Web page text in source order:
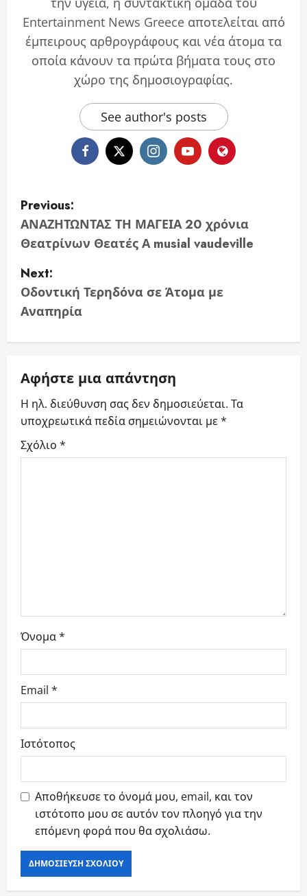
Entertainment News Greece αποτελείται από
έμπειρους αρθρογράφους και νέα άτομα τα
οποία κάνουν τα πρώτα βήματα τους στο
χώρο της δημοσιογραφίας.
See author's posts
P
o
s
t
n
a
v
i
g
a
Previous:
ΑΝΑΖΗΤΩΝΤΑΣ ΤΗ ΜΑΓΕΙΑ 20 χρόνια
Θεατρίνων Θεατές Α musial vaudeville
Next:
Οδοντική Τερηδόνα σε Άτομα με
Αναπηρία
Αφήστε μια απάντηση
Η ηλ. διεύθυνση σας δεν δημοσιεύεται. Τα
υποχρεωτικά πεδία σημειώνονται με*
Σχόλιο *
Όνομα*
Email *
Ιστότοπος
Αποθήκευσε το όνομά μου, email, και τον
ιστότοπο μου σε αυτόν τον πλοηγό για την
επόμενη φορά που θα σχολιάσω.